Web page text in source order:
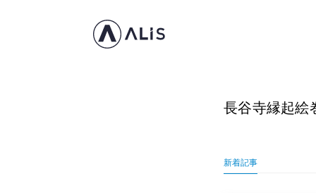
長谷寺縁起絵
新着記事